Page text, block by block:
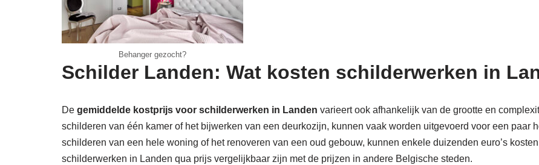
Behanger gezocht?
Schilder Landen: Wat kosten schilderwerken in
De gemiddelde kostprijs voor schilderwerken in Landen varieert ook afhankelijk van de grootte en
schilderen van één kamer of het bijwerken van een deurkozijn, kunnen vaak worden uitgevoerd voor een paar
schilderen van een hele woning of het renoveren van een oud gebouw, kunnen enkele duizenden euro’s
schilderwerken in Landen qua prijs vergelijkbaar zijn met de prijzen in andere Belgische steden.